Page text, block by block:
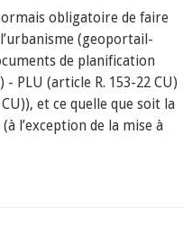
obligatoire de faire
(geoportail-
de planification
- PLU (article R. 153-22 CU)
et ce quelle que soit la
l’exception de la mise à